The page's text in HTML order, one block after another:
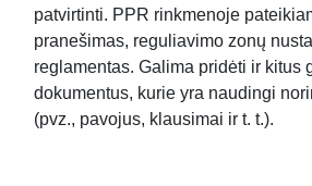
patvirtinti. PPR rinkmenoje
pranešimas, reguliavimo zonų
reglamentas. Galima pridėti ir kitus
dokumentus, kurie yra naudingi
(pvz., pavojus, klausimai ir t. t.).